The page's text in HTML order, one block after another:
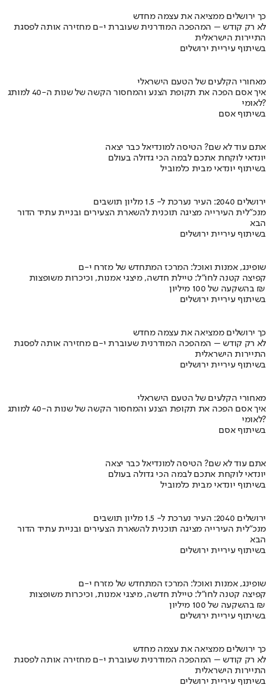
כך ירושלים ממציאה את עצמה מחדש
לא רק קודש – המהפכה המודרנית שעוברת י-ם מחזירה אותה לפסגת
התיירות הישראלית
בשיתוף עיריית ירושלים
מאחורי הקלעים של הטעם הישראלי
איך אסם הפכה את תקופת הצנע והמחסור הקשה של שנות ה-40 למותג
לאומי?
בשיתוף אסם
אתם עוד לא שם? הטיסה למונדיאל כבר יצאה
יונדאי לוקחת אתכם לבמה הכי גדולה בעולם
בשיתוף יונדאי מבית כלמוביל
ירושלים 2040: העיר נערכת ל- 1.5 מליון תושבים
מנכ"לית העירייה מציגה תוכנית להשארת הצעירים ובניית עתיד הדור
הבא
בשיתוף עיריית ירושלים
שופינג, אמנות ואוכל: המרכז המתחדש של מזרח י-ם
קפיצה קטנה לחו"ל: טיילת חדשה, מיצגי אמנות, וכיכרות משופצות
בהשקעה של 100 מיליון ₪
בשיתוף עיריית ירושלים
כך ירושלים ממציאה את עצמה מחדש
לא רק קודש – המהפכה המודרנית שעוברת י-ם מחזירה אותה לפסגת
התיירות הישראלית
בשיתוף עיריית ירושלים
מאחורי הקלעים של הטעם הישראלי
איך אסם הפכה את תקופת הצנע והמחסור הקשה של שנות ה-40 למותג
לאומי?
בשיתוף אסם
אתם עוד לא שם? הטיסה למונדיאל כבר יצאה
יונדאי לוקחת אתכם לבמה הכי גדולה בעולם
בשיתוף יונדאי מבית כלמוביל
ירושלים 2040: העיר נערכת ל- 1.5 מליון תושבים
מנכ"לית העירייה מציגה תוכנית להשארת הצעירים ובניית עתיד הדור
הבא
בשיתוף עיריית ירושלים
שופינג, אמנות ואוכל: המרכז המתחדש של מזרח י-ם
קפיצה קטנה לחו"ל: טיילת חדשה, מיצגי אמנות, וכיכרות משופצות
בהשקעה של 100 מיליון ₪
בשיתוף עיריית ירושלים
כך ירושלים ממציאה את עצמה מחדש
לא רק קודש – המהפכה המודרנית שעוברת י-ם מחזירה אותה לפסגת
התיירות הישראלית
בשיתוף עיריית ירושלים